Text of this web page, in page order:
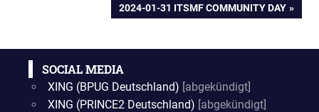
NÄCHSTER
2024-01-31 ITSMF COMMUNITY DAY
SOCIAL MEDIA
XING (BPUG Deutschland) [abgekündigt]
XING (PRINCE2 Deutschland) [abgekündigt]